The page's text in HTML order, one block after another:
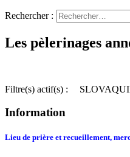
Rechercher :
Les pèlerinages
Filtre(s) actif(s) :
Information
Lieu de prière et recueillement,